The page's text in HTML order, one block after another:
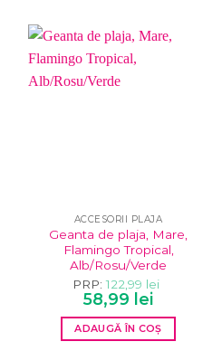
ACCESORII PLAJA
Geanta de plaja, Mare,
Flamingo Tropical,
Alb/Rosu/Verde
PRP: 122,99 lei
Prețul
inițial
a
fost:
122,99 lei.
58,99 leiPrețul
curent
este:
58,99 lei.
ADAUGĂ ÎN COȘ